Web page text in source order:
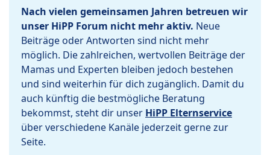
Nach vielen gemeinsamen Jahren betreuen wir
unser HiPP Forum nicht mehr aktiv. Neue
Beiträge oder Antworten sind nicht mehr
möglich. Die zahlreichen, wertvollen Beiträge der
Mamas und Experten bleiben jedoch bestehen
und sind weiterhin für dich zugänglich. Damit du
auch künftig die bestmögliche Beratung
bekommst, steht dir unser HiPP Elternservice
über verschiedene Kanäle jederzeit gerne zur
Seite.